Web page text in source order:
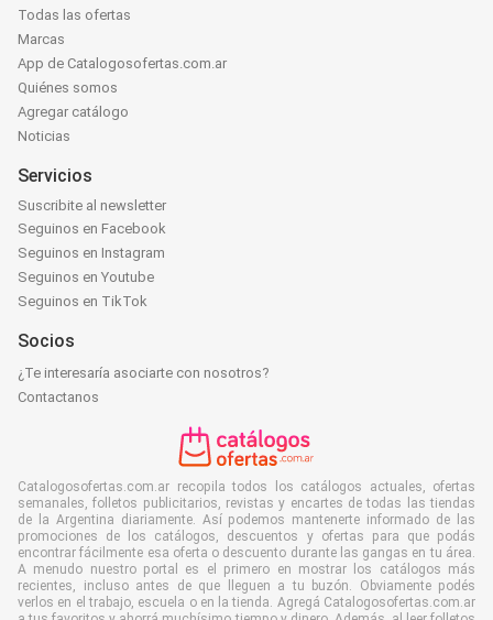
Todas las ofertas
Marcas
App de Catalogosofertas.com.ar
Quiénes somos
Agregar catálogo
Noticias
Servicios
Suscribite al newsletter
Seguinos en Facebook
Seguinos en Instagram
Seguinos en Youtube
Seguinos en TikTok
Socios
¿Te interesaría asociarte con nosotros?
Contactanos
Catalogosofertas.com.ar recopila todos los catálogos actuales, ofertas
semanales, folletos publicitarios, revistas y encartes de todas las tiendas
de la Argentina diariamente. Así podemos mantenerte informado de las
promociones de los catálogos, descuentos y ofertas para que podás
encontrar fácilmente esa oferta o descuento durante las gangas en tu área.
A menudo nuestro portal es el primero en mostrar los catálogos más
recientes, incluso antes de que lleguen a tu buzón. Obviamente podés
verlos en el trabajo, escuela o en la tienda. Agregá Catalogosofertas.com.ar